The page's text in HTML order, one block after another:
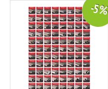
-5 %